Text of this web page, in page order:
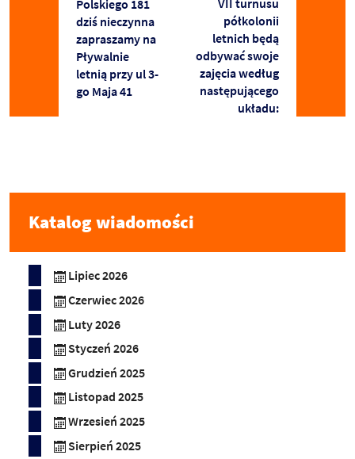
Polskiego 181
dziś nieczynna
zapraszamy na
Pływalnie
letnią przy ul 3-
go Maja 41
VII turnusu
półkolonii
letnich będą
odbywać swoje
zajęcia według
następującego
układu:
Katalog wiadomości
Lipiec 2026
Czerwiec 2026
Luty 2026
Styczeń 2026
Grudzień 2025
Listopad 2025
Wrzesień 2025
Sierpień 2025